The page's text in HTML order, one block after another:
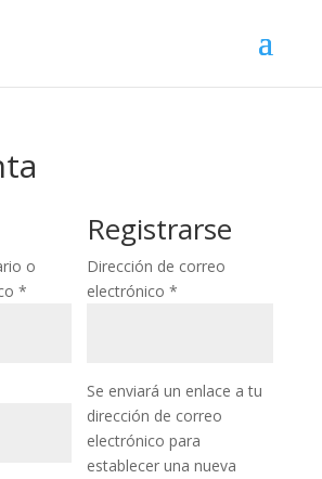
o
*Obligatorio
Registrarse
Dirección de correo
electrónico*
Se enviará un enlace a tu
dirección de correo
electrónico para
establecer una nueva